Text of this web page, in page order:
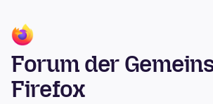
Forum der
Firefox